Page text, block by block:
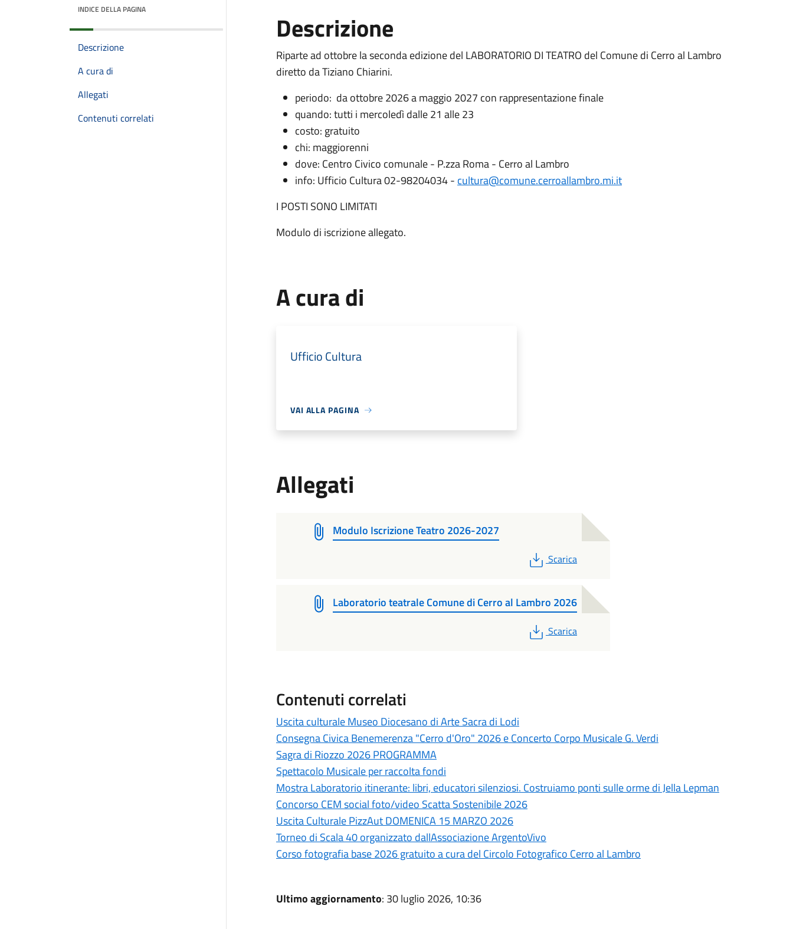
INDICE DELLA PAGINA
Descrizione
A cura di
Allegati
Contenuti correlati
Descrizione
Riparte ad ottobre la seconda edizione del LABORATORIO DI TEATRO del Comune di Cerro al Lambro
diretto da Tiziano Chiarini.
periodo: da ottobre 2026 a maggio 2027 con rappresentazione finale
quando: tutti i mercoledì dalle 21 alle 23
costo: gratuito
chi: maggiorenni
dove: Centro Civico comunale - P.zza Roma - Cerro al Lambro
info: Ufficio Cultura 02-98204034 - cultura@comune.cerroallambro.mi.it
I POSTI SONO LIMITATI
Modulo di iscrizione allegato.
A cura di
Ufficio Cultura
VAI ALLA PAGINA
Allegati
Modulo Iscrizione Teatro 2026-2027
PDF
Scarica
Laboratorio teatrale Comune di Cerro al Lambro 2026
PDF
Scarica
Contenuti correlati
Uscita culturale Museo Diocesano di Arte Sacra di Lodi
Consegna Civica Benemerenza "Cerro d'Oro" 2026 e Concerto Corpo Musicale G. Verdi
Sagra di Riozzo 2026 PROGRAMMA
Spettacolo Musicale per raccolta fondi
Mostra Laboratorio itinerante: libri, educatori silenziosi. Costruiamo ponti sulle orme di Jella Lepman
Concorso CEM social foto/video Scatta Sostenibile 2026
Uscita Culturale PizzAut DOMENICA 15 MARZO 2026
Torneo di Scala 40 organizzato dallAssociazione ArgentoVivo
Corso fotografia base 2026 gratuito a cura del Circolo Fotografico Cerro al Lambro
Ultimo aggiornamento: 30 luglio 2026, 10:36